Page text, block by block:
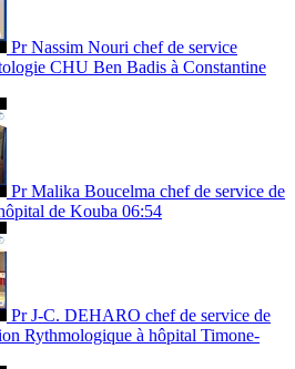
Pr Nassim Nouri chef de service
CHU Ben Badis à Constantine
Pr Malika Boucelma chef de service de
de Kouba 06:54
Pr J-C. DEHARO chef de service de
Rythmologique à hôpital Timone-